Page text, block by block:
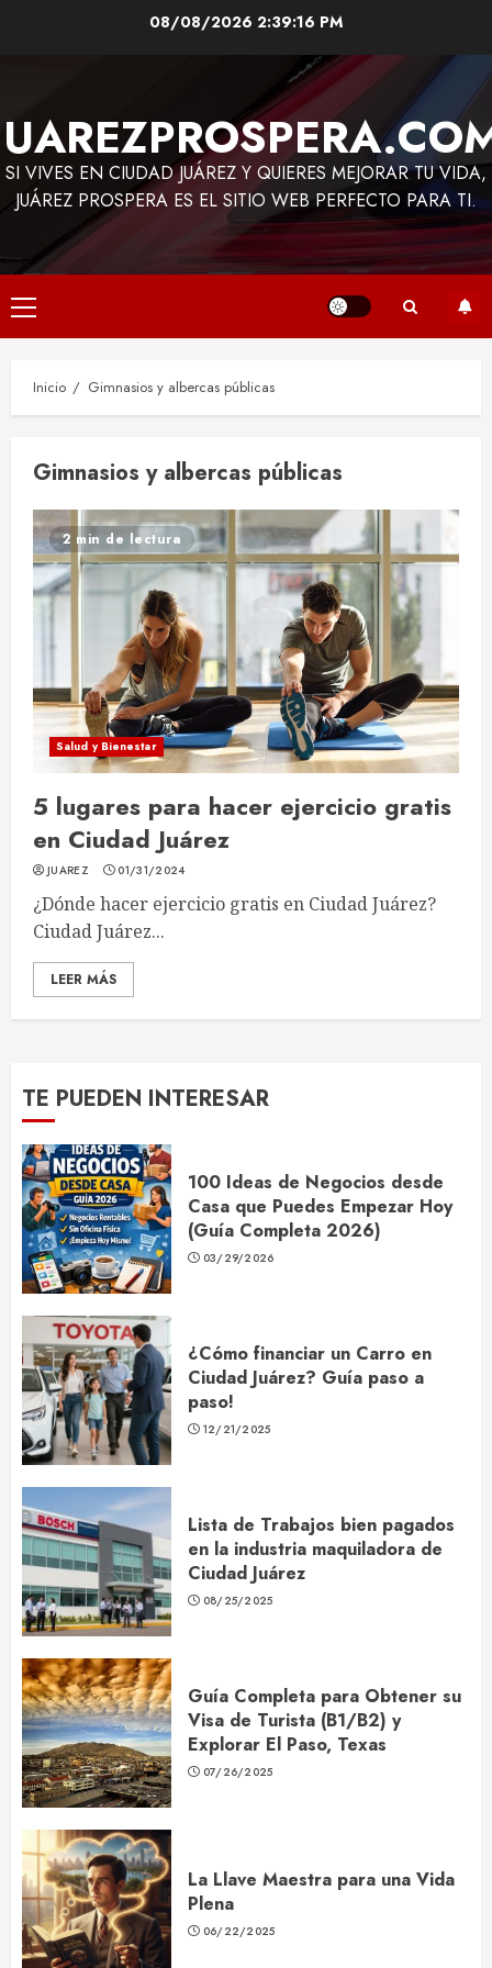
08/08/2026 2:39:16 PM
SI VIVES EN CIUDAD JUÁREZ Y QUIERES MEJORAR TU VIDA,
JUÁREZ PROSPERA ES EL SITIO WEB PERFECTO PARA TI.
Menú
principal
Inicio Gimnasios y albercas públicas
Gimnasios y albercas públicas
2 min de lectura
Salud y Bienestar
5 lugares para hacer ejercicio gratis
en Ciudad Juárez
JUAREZ 01/31/2024
¿Dónde hacer ejercicio gratis en Ciudad Juárez?
Ciudad Juárez...
LEER MÁS
TE PUEDEN INTERESAR
100 Ideas de Negocios desde
Casa que Puedes Empezar Hoy
(Guía Completa 2026)
03/29/2026
¿Cómo financiar un Carro en
Ciudad Juárez? Guía paso a
paso!
12/21/2025
Lista de Trabajos bien pagados
en la industria maquiladora de
Ciudad Juárez
08/25/2025
Guía Completa para Obtener su
Visa de Turista (B1/B2) y
Explorar El Paso, Texas
07/26/2025
La Llave Maestra para una Vida
Plena
06/22/2025